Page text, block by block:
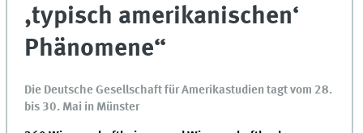
,typisch amerikanischen‘
Phänomene“
Die Deutsche Gesellschaft für Amerikastudien tagt vom 28.
bis 30. Mai in Münster